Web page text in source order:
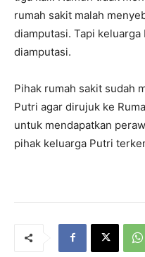
rumah sakit malah
diamputasi. Tapi
diamputasi.
Pihak rumah sakit sudah
Putri agar dirujuk ke
untuk mendapatkan
pihak keluarga Putri